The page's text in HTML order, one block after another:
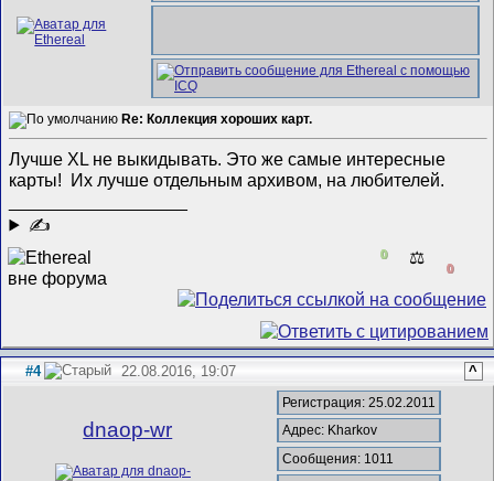
Re: Коллекция хороших карт.
Лучше XL не выкидывать. Это же самые интересные
карты! Их лучше отдельным архивом, на любителей.
✍
0 ⚖️
0
#4 22.08.2016, 19:07 ^
dnaop-wr
Регистрация: 25.02.2011
Адрес: Kharkov
Сообщения: 1011